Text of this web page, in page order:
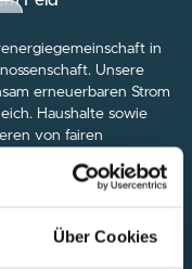
Über Cookies
in
Unsere
erneuerbaren Strom
Haushalte sowie
von fairen
ausschließlich im